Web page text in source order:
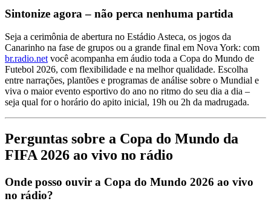
Sintonize agora – não perca nenhuma partida
Seja a cerimônia de abertura no Estádio Asteca, os jogos da
Canarinho na fase de grupos ou a grande final em Nova York: com
br.radio.net você acompanha em áudio toda a Copa do Mundo de
Futebol 2026, com flexibilidade e na melhor qualidade. Escolha
entre narrações, plantões e programas de análise sobre o Mundial e
viva o maior evento esportivo do ano no ritmo do seu dia a dia –
seja qual for o horário do apito inicial, 19h ou 2h da madrugada.
Perguntas sobre a Copa do Mundo da
FIFA 2026 ao vivo no rádio
Onde posso ouvir a Copa do Mundo 2026 ao vivo
no rádio?